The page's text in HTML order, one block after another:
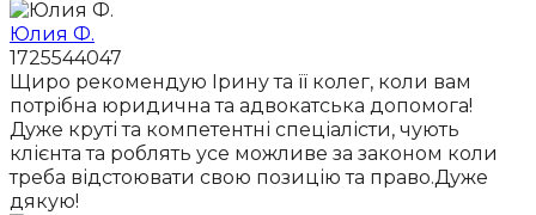
Юлия Ф.
1725544047
Щиро рекомендую Ірину та її колег, коли вам
потрібна юридична та адвокатська допомога!
Дуже круті та компетентні спеціалісти, чують
клієнта та роблять усе можливе за законом коли
треба відстоювати свою позицію та право.Дуже
дякую!